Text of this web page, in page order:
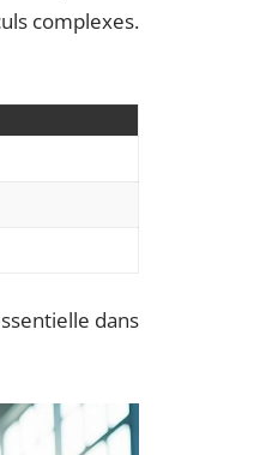
complexes.
dans